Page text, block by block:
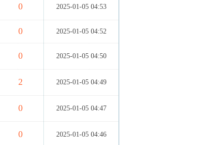
0 2025-01-05 04:53
0 2025-01-05 04:52
0 2025-01-05 04:50
2 2025-01-05 04:49
0 2025-01-05 04:47
0 2025-01-05 04:46